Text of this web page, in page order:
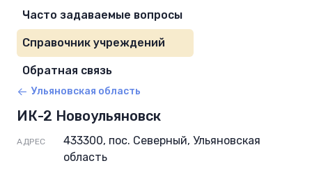
Часто задаваемые вопросы
Справочник учреждений
Обратная связь
Ульяновская область
ИК-2 Новоульяновск
АДРЕС
433300, пос. Северный, Ульяновская
область